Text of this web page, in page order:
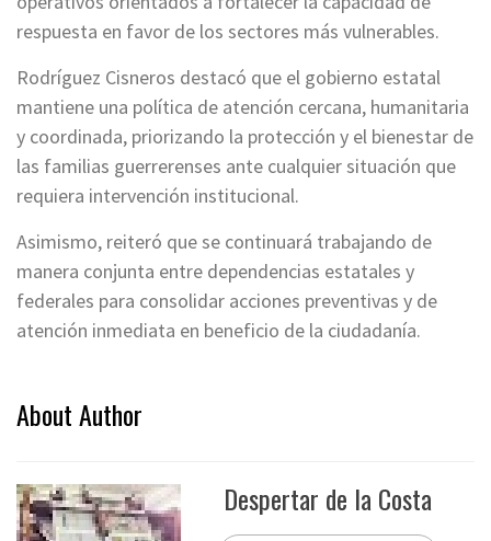
respuesta en favor de los sectores más vulnerables.
Rodríguez Cisneros destacó que el gobierno estatal
mantiene una política de atención cercana, humanitaria
y coordinada, priorizando la protección y el bienestar de
las familias guerrerenses ante cualquier situación que
requiera intervención institucional.
Asimismo, reiteró que se continuará trabajando de
manera conjunta entre dependencias estatales y
federales para consolidar acciones preventivas y de
atención inmediata en beneficio de la ciudadanía.
About Author
Despertar de la Costa